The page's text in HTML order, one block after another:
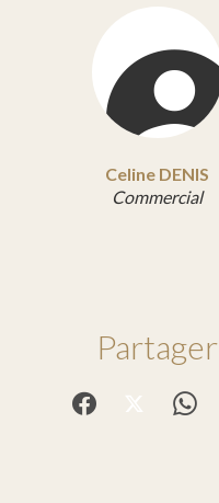
Celine DENIS
Commercial
Partager